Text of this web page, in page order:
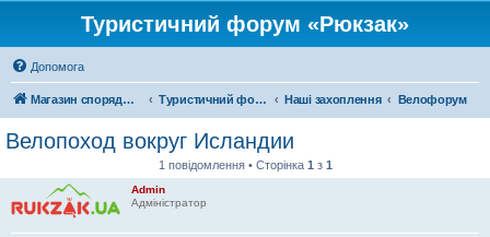
Туристичний форум «Рюкзак»
Допомога
Магазин спорядження Туристичний форум «Рюкзак» Наші захоплення Велофорум
Велопоход вокруг Исландии
1 повідомлення • Сторінка 1 з 1
Admin
Адміністратор